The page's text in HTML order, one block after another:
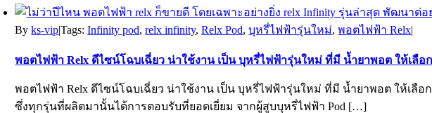
Byks-vip|Tags:Infinity pod,relx infinity,Relx Pod,บุหรี่ไฟฟ้ารุ่นใหม่,พอตไฟฟ้า Relx|
พอตไฟฟ้า Relx ดีไซน์โฉบเฉี่ยว น่าใช้งาน เป็น บุหรี่ไฟฟ้ารุ่นใหม่ ที่มี น้ำยาพอต ให้เลื
พอตไฟฟ้า Relx ดีไซน์โฉบเฉี่ยว น่าใช้งาน เป็น บุหรี่ไฟฟ้ารุ่นใหม่ ที่มี น้ำยาพอต ให้เ
ซึ่งทุกรุ่นที่ผลิตมานั้นได้การตอบรับที่ยอดเยี่ยม จากผู้สูบบุหรี่ไฟฟ้า Pod […]